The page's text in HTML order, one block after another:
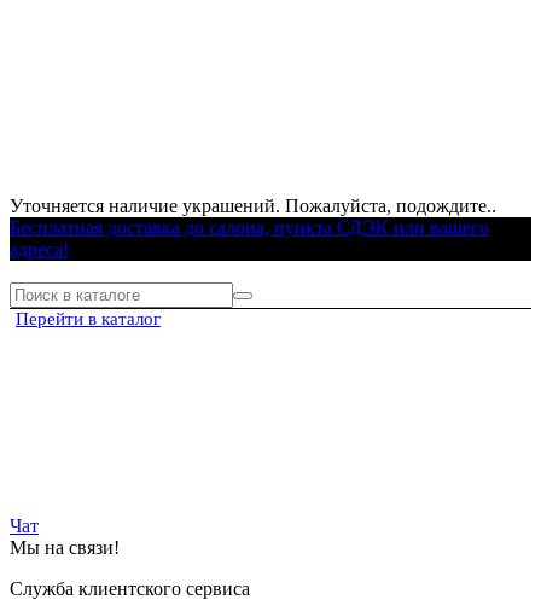
Уточняется наличие украшений. Пожалуйста, подождите..
Бесплатная доставка до салона, пункта СДЭК или вашего
адреса!
Перейти в каталог
Чат
Мы на связи!
Служба клиентского сервиса